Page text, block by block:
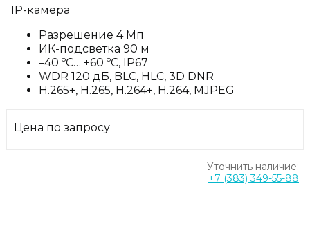
IP-камера
Разрешение 4 Мп
ИК-подсветка 90 м
–40 ºC… +60 ºC, IP67
WDR 120 дБ, BLC, HLC, 3D DNR
H.265+, H.265, H.264+, H.264, MJPEG
Цена по запросу
Уточнить наличие:
+7 (383) 349-55-88